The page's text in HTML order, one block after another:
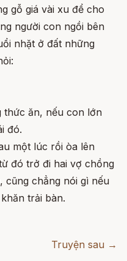
gỗ giá vài xu để cho
người con ngồi bên
nhặt ở đất những
thức ăn, nếu con lớn
đó.
một lúc rồi òa lên
đó trở đi hai vợ chồng
cũng chẳng nói gì nếu
trải bàn.
Truyện sau →